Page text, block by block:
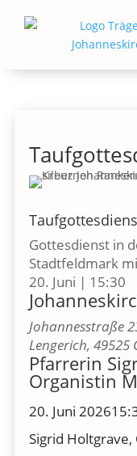
Gottesdienst in
Stadtfeldmark
20. Juni | 15:30
Johannesstraße
Lengerich, 49525
Pfarrerin
Organistin
20. Juni 2026
Sigrid